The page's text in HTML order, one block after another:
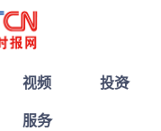
视频
投资
服务